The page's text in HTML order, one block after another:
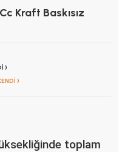
Kraft Baskısız
)
)
toplam